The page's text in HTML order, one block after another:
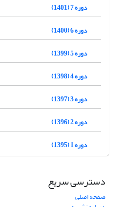
دوره 7 (1401)
دوره 6 (1400)
دوره 5 (1399)
دوره 4 (1398)
دوره 3 (1397)
دوره 2 (1396)
دوره 1 (1395)
دسترسی سریع
صفحه اصلی